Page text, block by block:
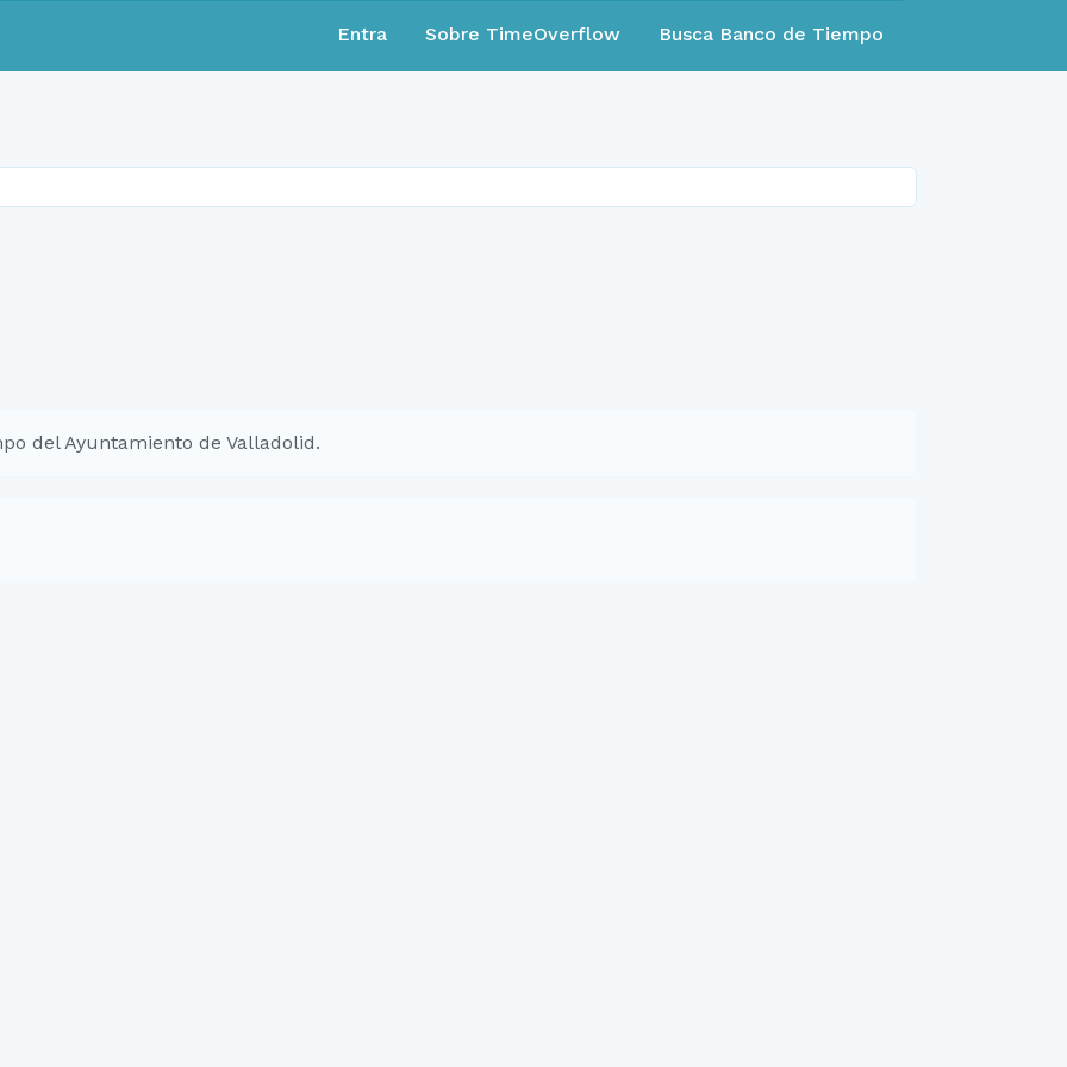
Entra Sobre TimeOverflow Busca Banco de Tiempo
del Ayuntamiento de Valladolid.